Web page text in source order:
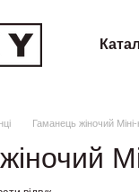
Гаманець жіночий